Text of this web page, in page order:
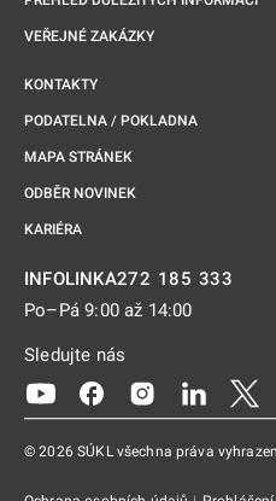
VEŘEJNÉ ZAKÁZKY
KONTAKTY
PODATELNA / POKLADNA
MAPA STRÁNEK
ODBĚR NOVINEK
KARIÉRA
INFOLINKA272 185 333
Po–Pá 9:00 až 14:00
Sledujte nás
Odkaz se otevře na nové
Odkaz se otevře
Odkaz se
© 2026 SÚKL všechna práva